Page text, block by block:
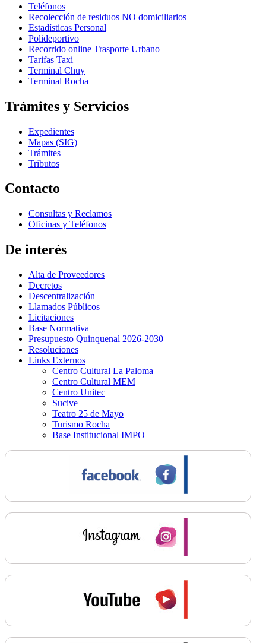
Teléfonos
Recolección de residuos NO domiciliarios
Estadísticas Personal
Polideportivo
Recorrido online Trasporte Urbano
Tarifas Taxi
Terminal Chuy
Terminal Rocha
Trámites y Servicios
Expedientes
Mapas (SIG)
Trámites
Tributos
Contacto
Consultas y Reclamos
Oficinas y Teléfonos
De interés
Alta de Proveedores
Decretos
Descentralización
Llamados Públicos
Licitaciones
Base Normativa
Presupuesto Quinquenal 2026-2030
Resoluciones
Links Externos
Centro Cultural La Paloma
Centro Cultural MEM
Centro Unitec
Sucive
Teatro 25 de Mayo
Turismo Rocha
Base Institucional IMPO